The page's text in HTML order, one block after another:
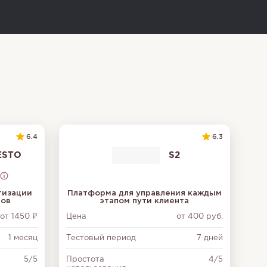
6.4
от 1450 ₽
1 месяц
5/5
6.3
S2
Платформа для управления каждым
этапом пути клиента
Цена от 400 руб.
Тестовый период 7 дней
Простота
4/5